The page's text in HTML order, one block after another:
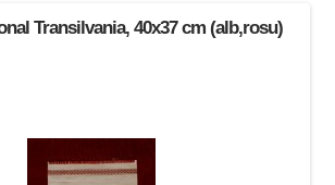
Transilvania, 40x37 cm (alb,rosu)